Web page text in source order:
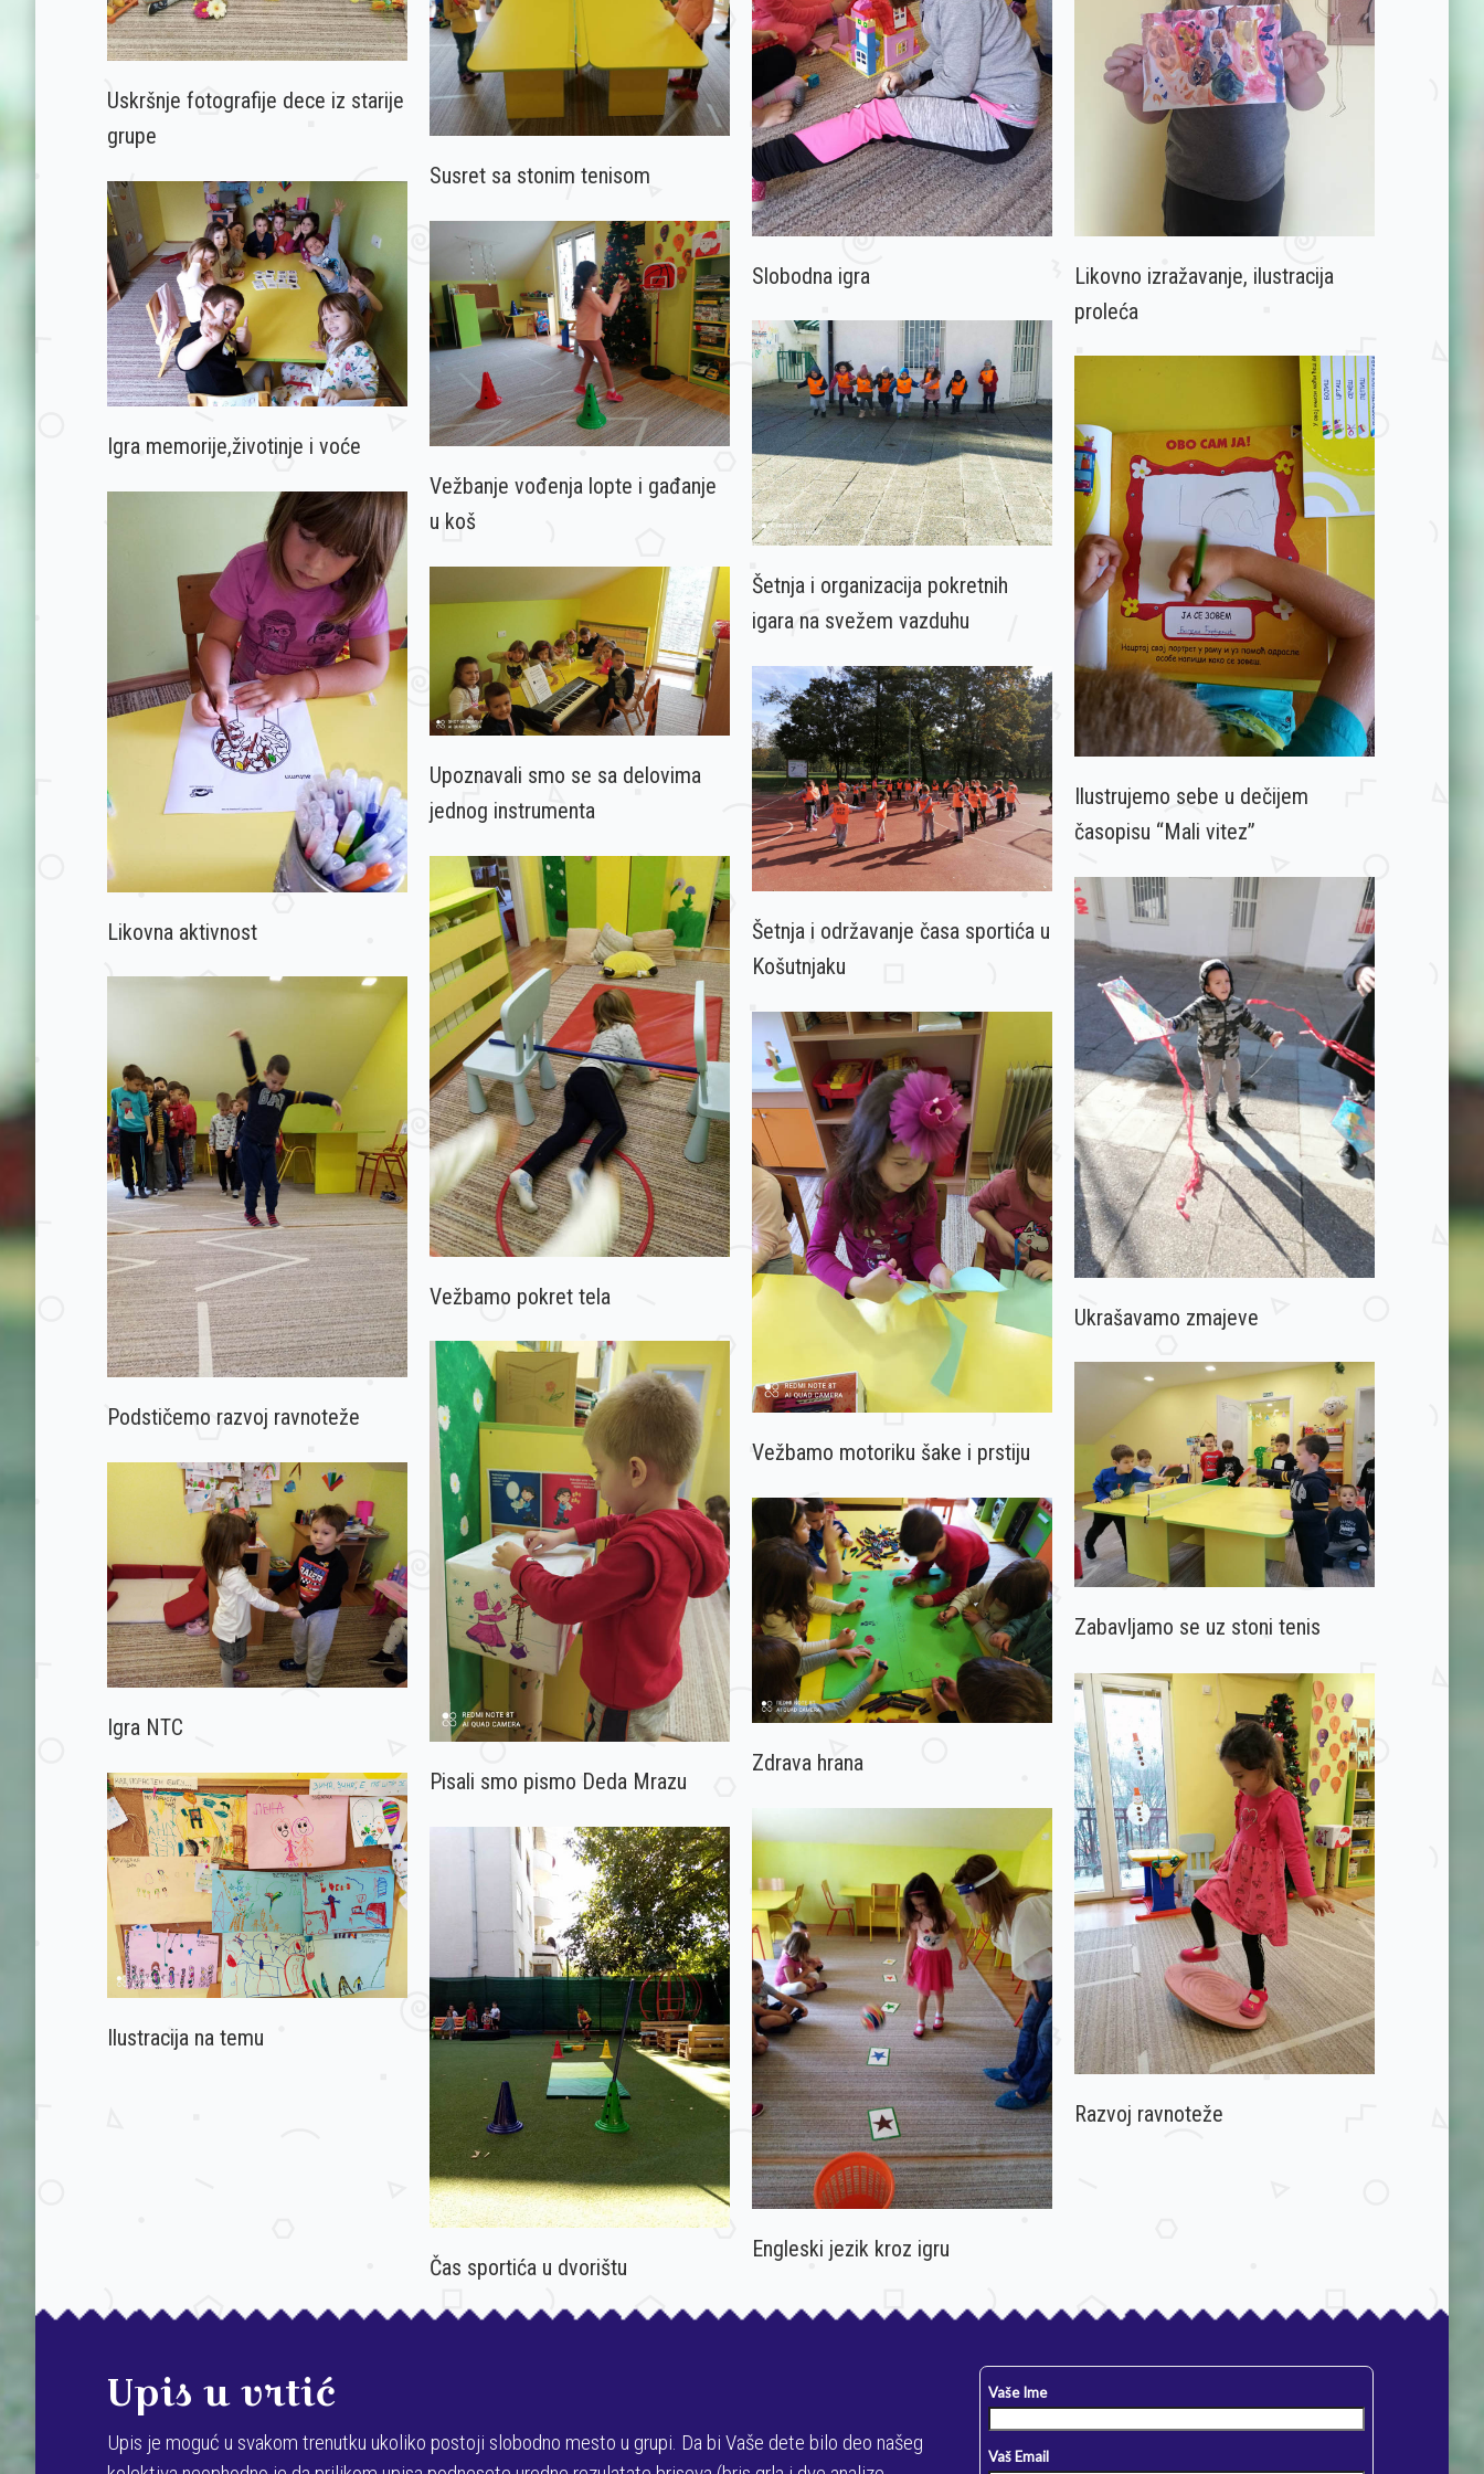
Uskršnje fotografije dece iz starije
grupe
Susret sa stonim tenisom
Slobodna igra
Likovno izražavanje, ilustracija
proleća
Igra memorije,životinje i voće
Vežbanje vođenja lopte i gađanje
u koš
Šetnja i organizacija pokretnih
igara na svežem vazduhu
Ilustrujemo sebe u dečijem
časopisu “Mali vitez”
Likovna aktivnost
Upoznavali smo se sa delovima
jednog instrumenta
Šetnja i održavanje časa sportića u
Košutnjaku
Vežbamo pokret tela
Ukrašavamo zmajeve
Podstičemo razvoj ravnoteže
Vežbamo motoriku šake i prstiju
Pisali smo pismo Deda Mrazu
Zabavljamo se uz stoni tenis
Igra NTC
Zdrava hrana
Razvoj ravnoteže
Ilustracija na temu
Engleski jezik kroz igru
Čas sportića u dvorištu
Upis u vrtić
Upis je moguć u svakom trenutku ukoliko postoji slobodno mesto u grupi. Da bi Vaše dete bilo deo našeg